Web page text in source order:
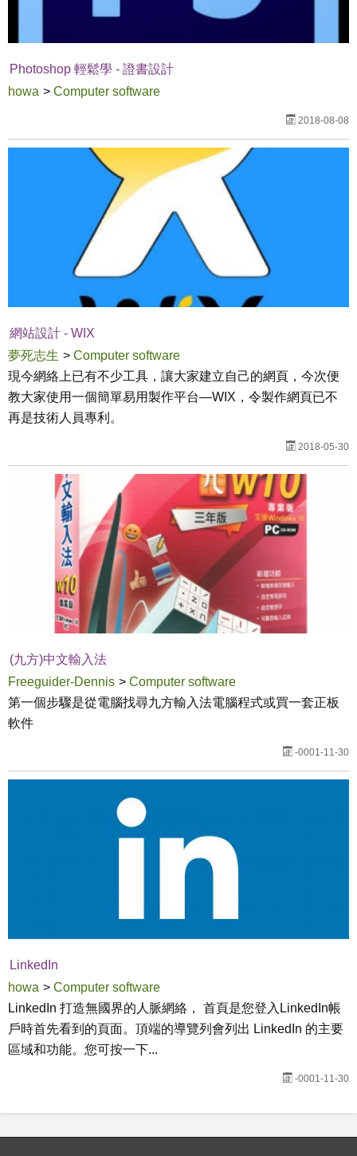
Photoshop 輕鬆學 - 證書設計
howa > Computer software
2018-08-08
網站設計 - WIX
夢死志生 > Computer software
現今網絡上已有不少工具，讓大家建立自己的網頁，今次便
教大家使用一個簡單易用製作平台—WIX，令製作網頁已不
再是技術人員專利。
2018-05-30
(九方)中文輸入法
Freeguider-Dennis > Computer software
第一個步驟是從電腦找尋九方輸入法電腦程式或買一套正板
軟件
-0001-11-30
LinkedIn
howa > Computer software
LinkedIn 打造無國界的人脈網絡， 首頁是您登入LinkedIn帳
戶時首先看到的頁面。頂端的導覽列會列出 LinkedIn 的主要
區域和功能。您可按一下...
-0001-11-30